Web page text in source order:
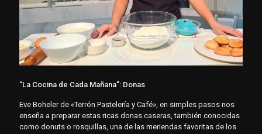
“La Cocina de Cada Mañana”: Donas
Eve Boheler de «Terrón Pastelería y Café», en simples pasos nos
enseña a preparar estas ricas donas caseras, también conocidas
como donuts o rosquillas, una de las meriendas favoritas de los